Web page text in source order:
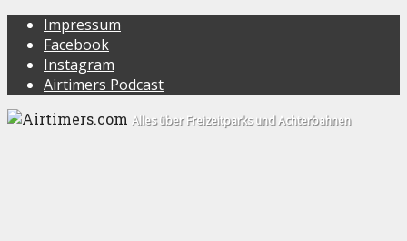
Impressum
Facebook
Instagram
Airtimers Podcast
Alles über Freizeitparks und Achterbahnen